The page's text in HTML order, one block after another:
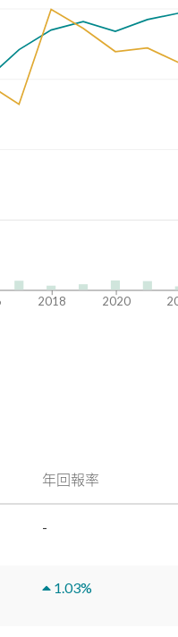
2018 2020
年回報率
-
1.03%